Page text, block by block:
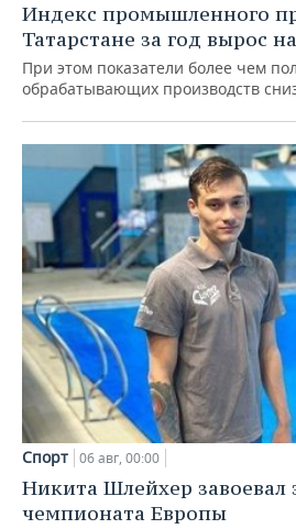
Индекс промышленного
Татарстане за год вырос
При этом показатели более чем
обрабатывающих производств
Спорт 06 авг, 00:00
Никита Шлейхер завоевал
чемпионата Европы